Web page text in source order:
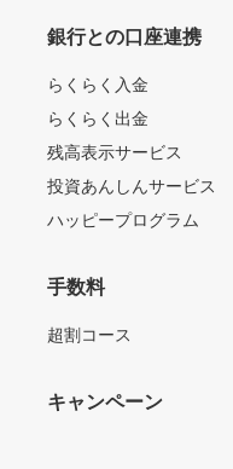
銀行との口座連携
らくらく入金
らくらく出金
残高表示サービス
投資あんしんサービス
ハッピープログラム
手数料
超割コース
キャンペーン